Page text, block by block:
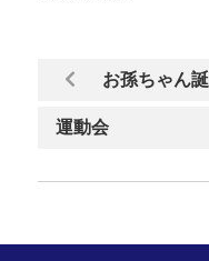
お孫ちゃん
運動会